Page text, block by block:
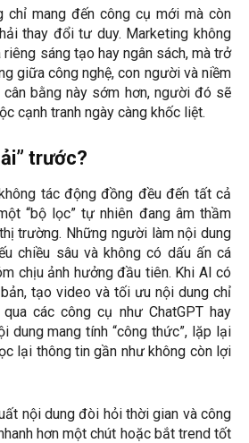
chỉ mang đến công cụ mới mà còn
thay đổi tư duy. Marketing không
riêng sáng tạo hay ngân sách, mà trở
giữa công nghệ, con người và niềm
bằng này sớm hơn, người đó sẽ
cạnh tranh ngày càng khốc liệt.
trước?
tác động đồng đều đến tất cả
“bộ lọc” tự nhiên đang âm thầm
trường. Những người làm nội dung
chiều sâu và không có dấu ấn cá
chịu ảnh hưởng đầu tiên. Khi AI có
tạo video và tối ưu nội dung chỉ
các công cụ như ChatGPT hay
dung mang tính “công thức”, lặp lại
lại thông tin gần như không còn lợi
nội dung đòi hỏi thời gian và công
hơn một chút hoặc bắt trend tốt